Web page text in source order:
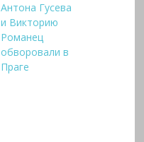
Антона Гусева
и Викторию
Романец
обворовали в
Праге